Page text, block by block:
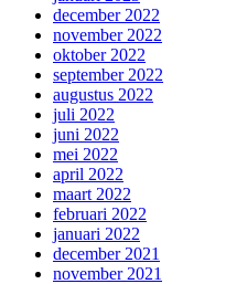
december 2022
november 2022
oktober 2022
september 2022
augustus 2022
juli 2022
juni 2022
mei 2022
april 2022
maart 2022
februari 2022
januari 2022
december 2021
november 2021